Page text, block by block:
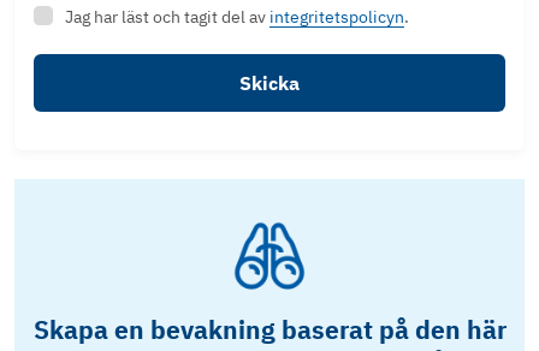
Jag har läst och tagit del av integritetspolicyn.
Skicka
Skapa en bevakning baserat på den här